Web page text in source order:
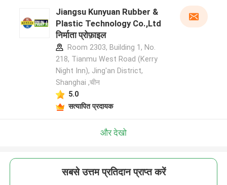
Jiangsu Kunyuan Rubber &
Plastic Technology Co.,Ltd
निर्माता प्रोफ़ाइल
Room 2303, Building 1, No.
218, Tianmu West Road (Kerry
Night Inn), Jing'an District,
Shanghai ,चीन
5.0
सत्यापित प्रदायक
और देखो
सबसे उत्तम प्रतिदान प्राप्त करें